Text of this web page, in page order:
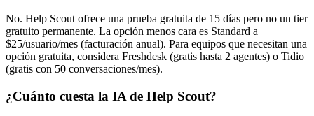
No. Help Scout ofrece una prueba gratuita de 15 días pero no un tier
gratuito permanente. La opción menos cara es Standard a
$25/usuario/mes (facturación anual). Para equipos que necesitan una
opción gratuita, considera Freshdesk (gratis hasta 2 agentes) o Tidio
(gratis con 50 conversaciones/mes).
¿Cuánto cuesta la IA de Help Scout?